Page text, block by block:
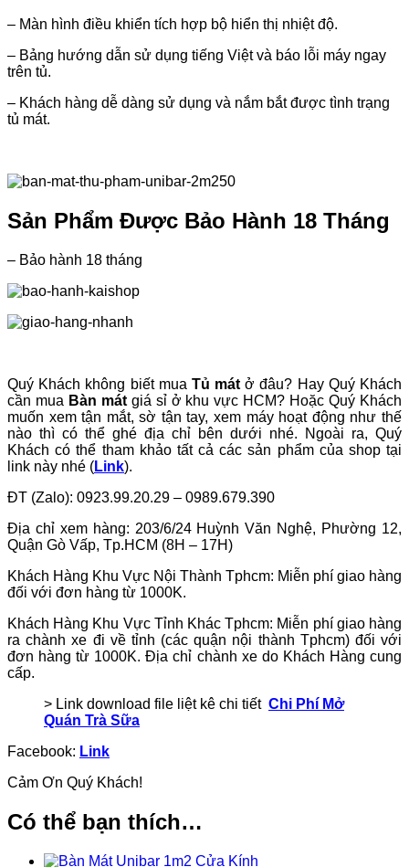
– Màn hình điều khiển tích hợp bộ hiển thị nhiệt độ.
– Bảng hướng dẫn sử dụng tiếng Việt và báo lỗi máy ngay
trên tủ.
– Khách hàng dễ dàng sử dụng và nắm bắt được tình trạng
tủ mát.
Sản Phẩm Được Bảo Hành 18 Tháng
– Bảo hành 18 tháng
Quý Khách không biết mua Tủ mátở đâu? Hay Quý Khách
cần mua Bàn mát giá sỉ ở khu vực HCM? Hoặc Quý Khách
muốn xem tận mắt, sờ tận tay, xem máy hoạt động như thế
nào thì có thể ghé địa chỉ bên dưới nhé. Ngoài ra, Quý
Khách có thể tham khảo tất cả các sản phẩm của shop tại
link này nhé (Link).
ĐT (Zalo): 0923.99.20.29 – 0989.679.390
Địa chỉ xem hàng: 203/6/24 Huỳnh Văn Nghệ, Phường 12,
Quận Gò Vấp, Tp.HCM (8H – 17H)
Khách Hàng Khu Vực Nội Thành Tphcm: Miễn phí giao hàng
đối với đơn hàng từ 1000K.
Khách Hàng Khu Vực Tỉnh Khác Tphcm: Miễn phí giao hàng
ra chành xe đi về tỉnh (các quận nội thành Tphcm) đối với
đơn hàng từ 1000K. Địa chỉ chành xe do Khách Hàng cung
cấp.
> Link download file liệt kê chi tiết Chi Phí Mở
Quán Trà Sữa
Facebook: Link
Cảm Ơn Quý Khách!
Có thể bạn thích…